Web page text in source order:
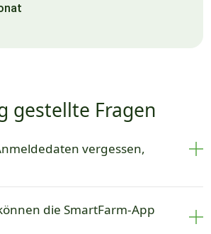
gestellte Fragen
vergessen,
die SmartFarm-App